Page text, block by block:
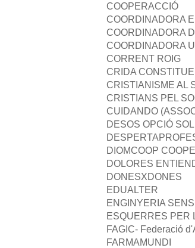
COOPERACCIÓ
COORDINADORA
COORDINADORA
COORDINADORA
CORRENT ROIG
CRIDA
CRISTIANISME AL
CRISTIANS PEL
CUIDANDO
DESOS OPCIÓ
DIOMCOOP
DOLORES
DONESXDONES
EDUALTER
ENGINYERIA
ESQUERRES PER
FAGIC- Federació
FARMAMUNDI